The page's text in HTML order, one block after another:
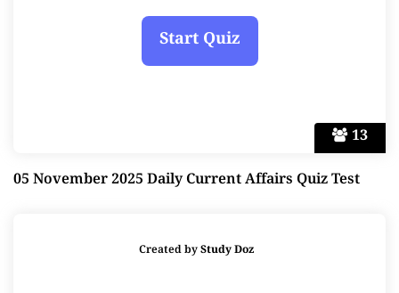
13
05 November 2025 Daily Current Affairs Quiz Test
Created byStudy Doz